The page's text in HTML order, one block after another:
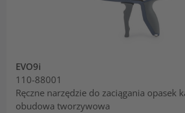
EVO9i
110-88001
Ręczne narzędzie do zaciągania opasek
obudowa tworzywowa